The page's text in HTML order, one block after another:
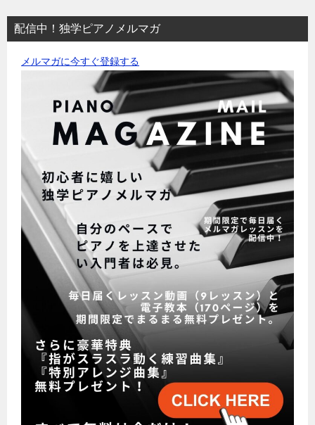
配信中！独学ピアノメルマガ
メルマガに今すぐ登録する